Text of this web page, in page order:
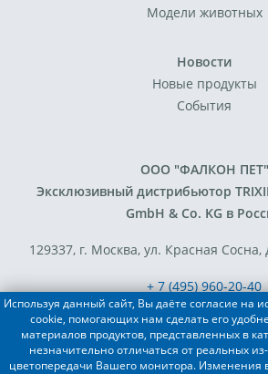
Модели животных
Новости
Новые продукты
События
ООО "ФАЛКОН ПЕТ"
Эксклюзивный дистрибьютор
GmbH & Co. KG в
129337, г. Москва, ул. Красная Сосна,
+ 7 (495) 960-20-40
+ 7 (495) 122-25-18
Разработка сайта - FACE
Используя данный сайт, Вы даёте согласие на
cookie, помогающих нам сделать его
материалов продуктов, представленных в
незначительно отличаться от реальных
цветопередачи Вашего монитора. Изменения